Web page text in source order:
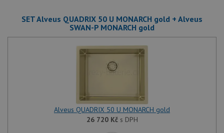
SET Alveus QUADRIX 50 U MONARCH gold + Alveus
SWAN-P MONARCH gold
Alveus QUADRIX 50 U MONARCH gold
26 720 Kčs DPH